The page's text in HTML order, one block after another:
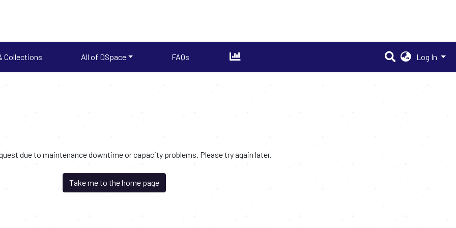
Collections All of DSpace FAQs Log In
due to maintenance downtime or capacity problems. Please try again later.
Take me to the home page